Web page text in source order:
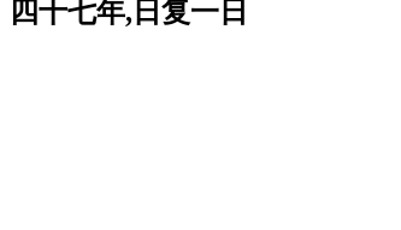
四十七年,日复一日